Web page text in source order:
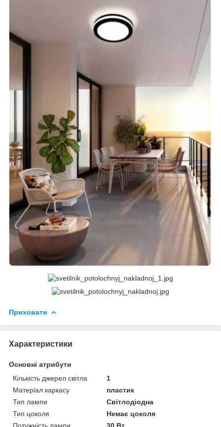
Приховати
Характеристики
Основні атрибути
Кількість джерел світла
1
Матеріал каркасу
пластик
Тип лампи
Світлодіодна
Тип цоколя
Немає цоколя
Потужність лампи
30 Вт